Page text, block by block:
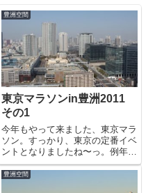
豊洲空間
東京マラソンin豊洲2011
その1
今年もやって来ました、東京マラ
ソン。すっかり、東京の定番イベ
ントとなりましたね〜っ。例年、
雨が降ったり寒かったりとコンデ
ションが悪かったのですが今年は
豊洲空間